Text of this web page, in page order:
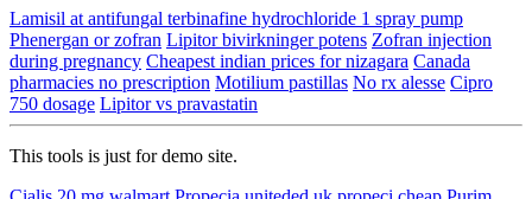
Lamisil at antifungal terbinafine hydrochloride 1 spray pump
Phenergan or zofran Lipitor bivirkninger potens Zofran injection
during pregnancy Cheapest indian prices for nizagara Canada
pharmacies no prescription Motilium pastillas No rx alesse Cipro
750 dosage Lipitor vs pravastatin
This tools is just for demo site.